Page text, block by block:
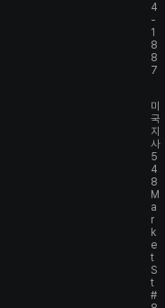
4
-
1
8
8
7
미
국
지
사
5
4
8
M
a
r
k
e
t
S
t
#